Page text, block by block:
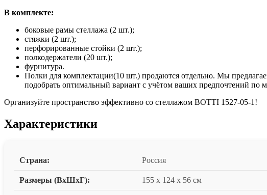
В комплекте:
боковые рамы стеллажа (2 шт.);
стяжки (2 шт.);
перфорированные стойки (2 шт.);
полкодержатели (20 шт.);
фурнитура.
Полки для комплектации(10 шт.) продаются отдельно. Мы
подобрать оптимальный вариант с учётом ваших предпочтений
Организуйте пространство эффективно со стеллажом BOTTI 1527-05-1!
Характеристики
Страна: Россия
Размеры (ВxШxГ): 155 x 124 x 56 см